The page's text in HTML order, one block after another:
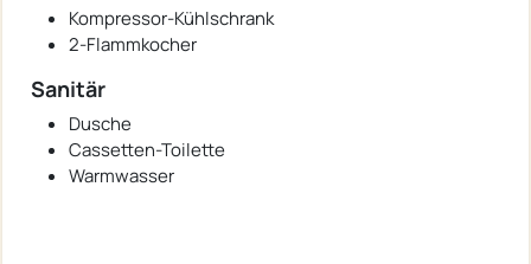
Kompressor-Kühlschrank
2-Flammkocher
Sanitär
Dusche
Cassetten-Toilette
Warmwasser